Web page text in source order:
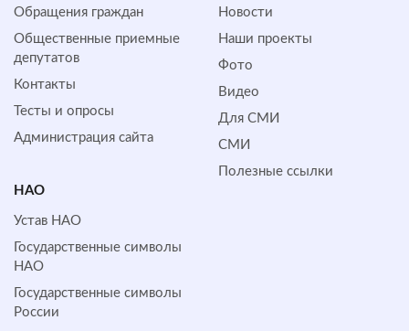
Обращения граждан
Общественные приемные
депутатов
Контакты
Тесты и опросы
Администрация сайта
Новости
Наши проекты
Фото
Видео
Для СМИ
СМИ
Полезные ссылки
НАО
Устав НАО
Государственные символы
НАО
Государственные символы
России